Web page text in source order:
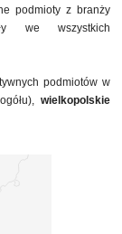
5 501
5 496
podmioty z branży
we wszystkich
podmiotów w
wielkopolskie